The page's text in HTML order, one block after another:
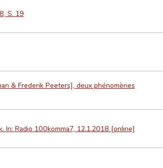
S. 19
& Frederik Peeters], deux phénomènes
In: Radio 100komma7, 12.1.2018 [online]